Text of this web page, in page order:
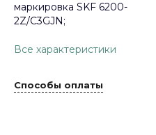
маркировка SKF 6200-
2Z/C3GJN;
Все характеристики
Способы оплаты